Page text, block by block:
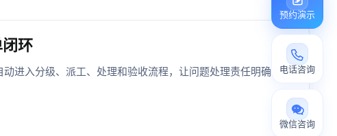
环
动进入分级、派工、处理和验收流程，让问题处理责任明确且可
预约演示
电话咨询
微信咨询